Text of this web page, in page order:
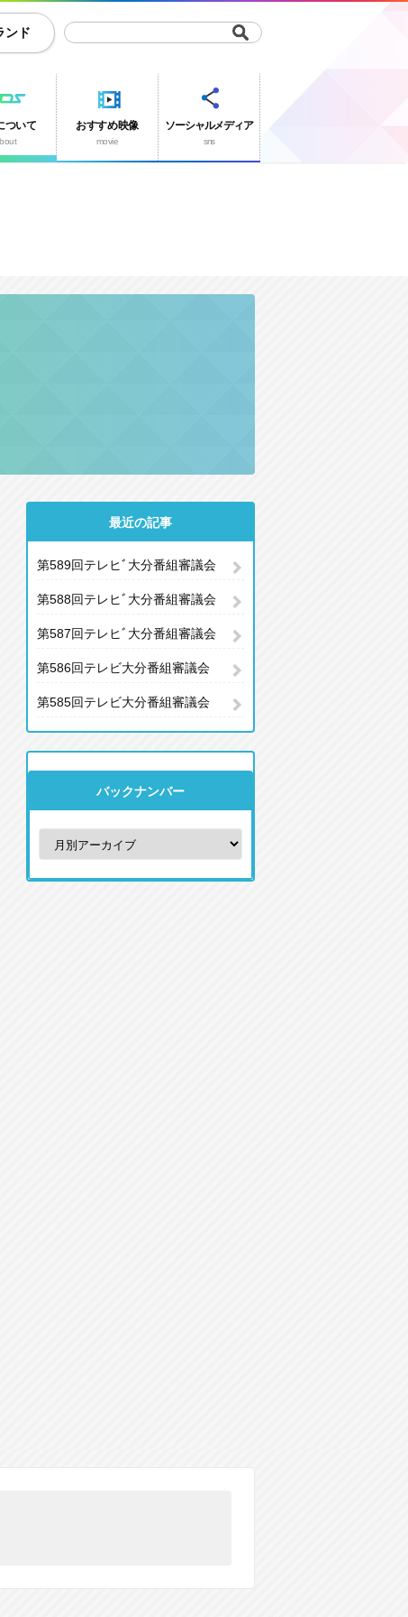
ンド
ついて おすすめ映像
movie
ソーシャルメディア
sns
最近の記事
第589回テレヒﾞ大分番組審議会
第588回テレヒﾞ大分番組審議会
第587回テレヒﾞ大分番組審議会
第586回テレビ大分番組審議会
第585回テレビ大分番組審議会
バックナンバー